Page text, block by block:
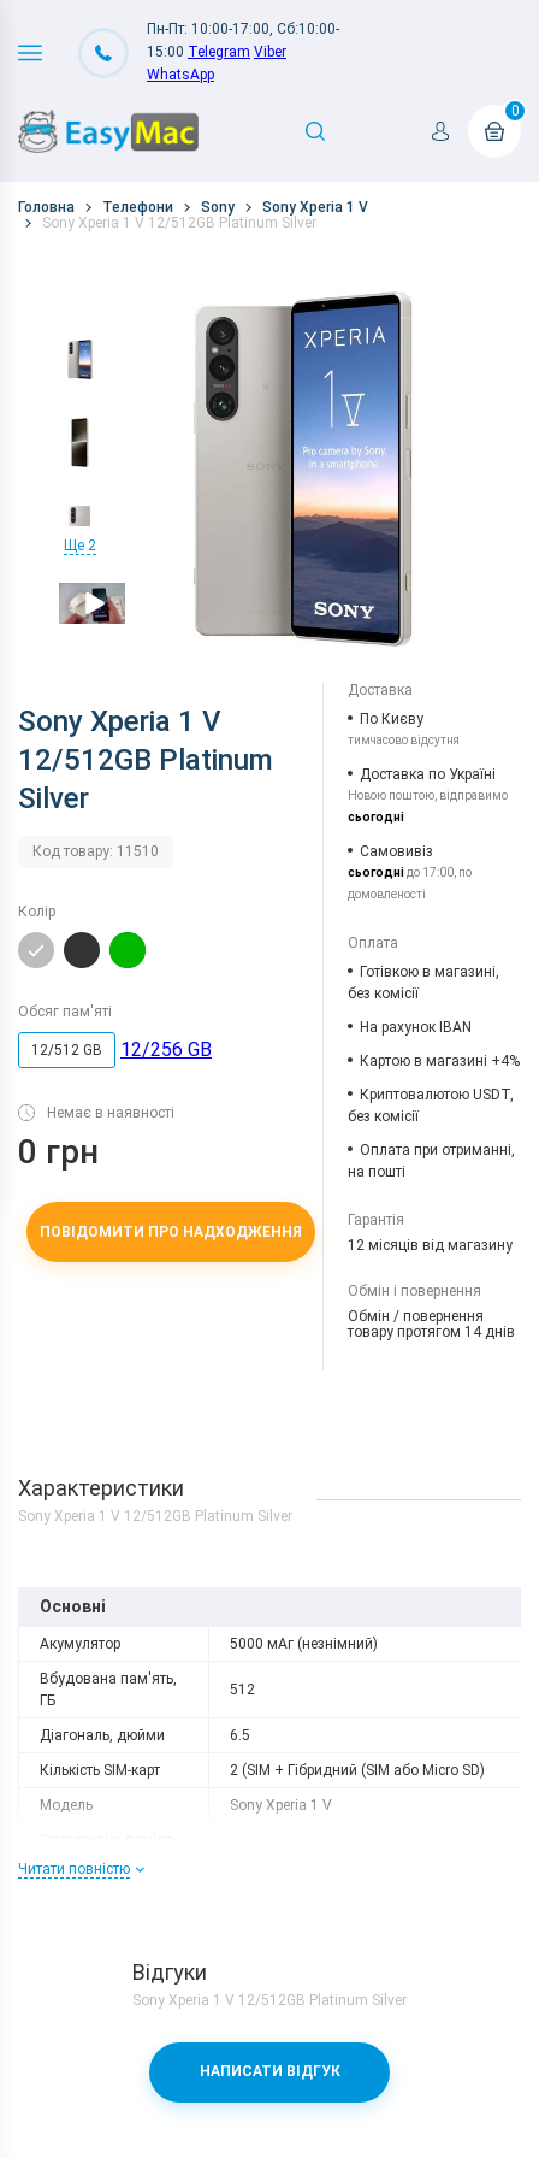
Пн-Пт: 10:00-17:00, Сб:10:00-
15:00 Telegram Viber
WhatsApp
0
Головна Телефони Sony
Sony Xperia 1 V
Sony Xperia 1 V 12/512GB Platinum Silver
Ще 2
Sony Xperia 1 V
12/512GB Platinum
Silver
Код товару: 11510
Колір
Обсяг пам'яті
12/512 GB 12/256 GB
Немає в наявності
0 грн
ПОВІДОМИТИ ПРО НАДХОДЖЕННЯ
Доставка
По Києву
тимчасово відсутня
Доставка по Україні
Новою поштою, відправимо
сьогодні
Самовивіз
сьогоднідо 17:00, по
домовленості
Оплата
Готівкою в магазині,
без комісії
На рахунок IBAN
Картою в магазині +4%
Криптовалютою USDT,
без комісії
Оплата при отриманні,
на пошті
Гарантія
12 місяців від магазину
Обмін і повернення
Обмін / повернення
товару протягом 14 днів
Характеристики
Sony Xperia 1 V 12/512GB Platinum Silver
Основні
Акумулятор 5000 мАг (незнімний)
Вбудована пам'ять,
ГБ
512
Діагональ, дюйми 6.5
Кількість SIM-карт 2 (SIM + Гібридний (SIM або Micro SD)
Модель Sony Xperia 1 V
ГБ
8
Qualcomm Snapdragon 8 Gen 2 +
Читати повністю
Відгуки
Sony Xperia 1 V 12/512GB Platinum Silver
НАПИСАТИ ВІДГУК